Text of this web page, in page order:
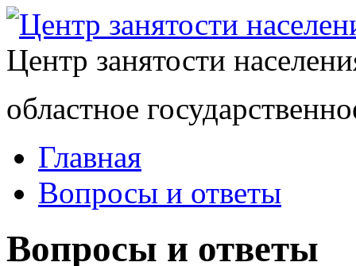
Центр занятости
областное
Главная
Вопросы и ответы
Вопросы и ответы